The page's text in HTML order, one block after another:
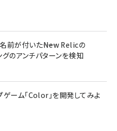
前が付いた――New Relicの
のアンチパターンを検知
ゲーム「Color」を開発してみよ